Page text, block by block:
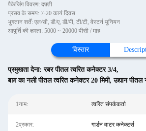
पैकेजिंग विवरण: दफ़्ती
प्रसव के समय: 7-20 कार्य दिवस
भुगतान शर्तें: एल/सी, डी/ए, डी/पी, टी/टी, वेस्टर्न यूनियन
आपूर्ति की क्षमता: 5000 ~ 20000 पीसी / माह
विस्तार
प्रमुखता देना:रबर पीतल त्वरित कनेक्टर 3/4,
बाग़ का नली पीतल त्वरित कनेक्टर 20 मिमी,उद्यान
1नाम: त्वरित संपर्ककर्ता
2प्रकार: गार्डन वाटर कनेक्टर्स